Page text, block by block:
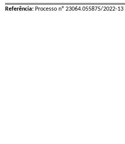
Referência: Processo nº 23064.055875/2022-13